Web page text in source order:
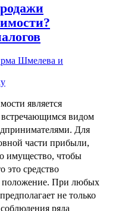
Шмелева и
является
видом
Для
части прибыли,
имущество, чтобы
это средство
положение. При любых
не только
ряда